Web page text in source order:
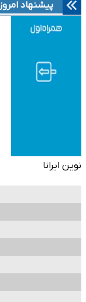
پیشنهاد امروز
نوین ایرانا